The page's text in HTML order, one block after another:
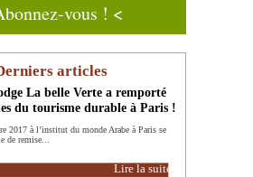
vous ! <
articles
La belle Verte a remporté
du tourisme durable à Paris !
2017 à l’institut du monde Arabe à Paris se
de remise...
Lire la suite